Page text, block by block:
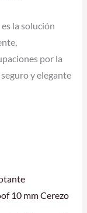
es la solución
por la
y elegante